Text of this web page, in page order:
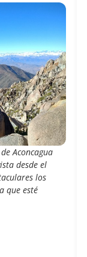
Aconcagua
desde el
los
que esté